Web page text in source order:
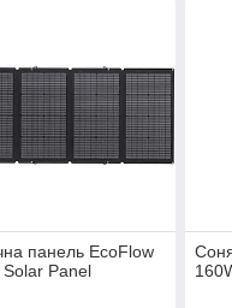
панель EcoFlow
Panel